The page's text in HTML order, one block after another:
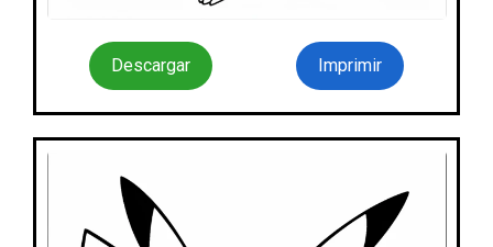
Descargar Imprimir